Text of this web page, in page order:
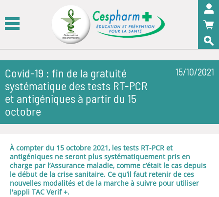
Covid-19 : fin de la gratuité
systématique des tests RT-PCR
et antigéniques à partir du 15
octobre
15/10/2021
À compter du 15 octobre 2021, les tests RT-PCR et
antigéniques ne seront plus systématiquement pris en
charge par l’Assurance maladie, comme c’était le cas depuis
le début de la crise sanitaire. Ce qu’il faut retenir de ces
nouvelles modalités et de la marche à suivre pour utiliser
l'appli TAC Verif +.